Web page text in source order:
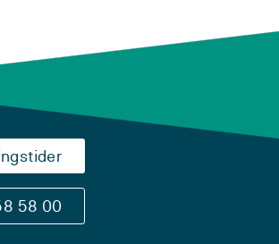
58 00